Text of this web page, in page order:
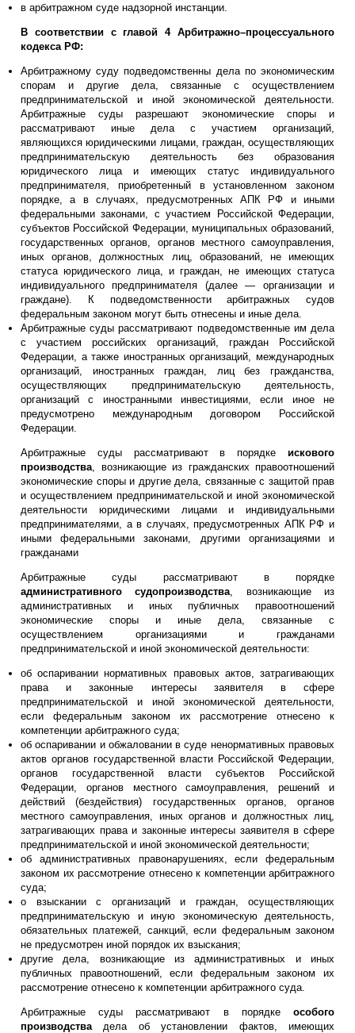
в арбитражном суде надзорной инстанции.
В соответствии с главой 4 Арбитражно–процессуального
кодекса РФ:
Арбитражному суду подведомственны дела по экономическим
спорам и другие дела, связанные с осуществлением
предпринимательской и иной экономической деятельности.
Арбитражные суды разрешают экономические споры и
рассматривают иные дела с участием организаций,
являющихся юридическими лицами, граждан, осуществляющих
предпринимательскую деятельность без образования
юридического лица и имеющих статус индивидуального
предпринимателя, приобретенный в установленном законом
порядке, а в случаях, предусмотренных АПК РФ и иными
федеральными законами, с участием Российской Федерации,
субъектов Российской Федерации, муниципальных образований,
государственных органов, органов местного самоуправления,
иных органов, должностных лиц, образований, не имеющих
статуса юридического лица, и граждан, не имеющих статуса
индивидуального предпринимателя (далее — организации и
граждане). К подведомственности арбитражных судов
федеральным законом могут быть отнесены и иные дела.
Арбитражные суды рассматривают подведомственные им дела
с участием российских организаций, граждан Российской
Федерации, а также иностранных организаций, международных
организаций, иностранных граждан, лиц без гражданства,
осуществляющих предпринимательскую деятельность,
организаций с иностранными инвестициями, если иное не
предусмотрено международным договором Российской
Федерации.
Арбитражные суды рассматривают в порядке искового
производства , возникающие из гражданских правоотношений
экономические споры и другие дела, связанные с защитой прав
и осуществлением предпринимательской и иной экономической
деятельности юридическими лицами и индивидуальными
предпринимателями, а в случаях, предусмотренных АПК РФ и
иными федеральными законами, другими организациями и
гражданами
Арбитражные суды рассматривают в порядке
административного судопроизводства , возникающие из
административных и иных публичных правоотношений
экономические споры и иные дела, связанные с
осуществлением организациями и гражданами
предпринимательской и иной экономической деятельности:
об оспаривании нормативных правовых актов, затрагивающих
права и законные интересы заявителя в сфере
предпринимательской и иной экономической деятельности,
если федеральным законом их рассмотрение отнесено к
компетенции арбитражного суда;
об оспаривании и обжаловании в суде ненормативных правовых
актов органов государственной власти Российской Федерации,
органов государственной власти субъектов Российской
Федерации, органов местного самоуправления, решений и
действий (бездействия) государственных органов, органов
местного самоуправления, иных органов и должностных лиц,
затрагивающих права и законные интересы заявителя в сфере
предпринимательской и иной экономической деятельности;
об административных правонарушениях, если федеральным
законом их рассмотрение отнесено к компетенции арбитражного
суда;
о взыскании с организаций и граждан, осуществляющих
предпринимательскую и иную экономическую деятельность,
обязательных платежей, санкций, если федеральным законом
не предусмотрен иной порядок их взыскания;
другие дела, возникающие из административных и иных
публичных правоотношений, если федеральным законом их
рассмотрение отнесено к компетенции арбитражного суда.
Арбитражные суды рассматривают в порядке особого
производства дела об установлении фактов, имеющих